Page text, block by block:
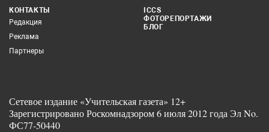
КОНТАКТЫ
Редакция
Реклама
Партнеры
ICCS
ФОТОРЕПОРТАЖИ
БЛОГ
Сетевое издание «Учительская газета» 12+
Зарегистрировано Роскомнадзором 6 июля 2012 года Эл No.
ФС77-50440